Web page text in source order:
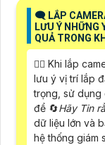
🗨️ LẮP
LƯU Ý NHỮNG
QUẢ TRONG
🙆‍♀️ Khi lắp
lưu ý vị trí lắp
trọng, sử dụng
để 🔄Hãy Tin
dữ liệu lớn và
hệ thống giám